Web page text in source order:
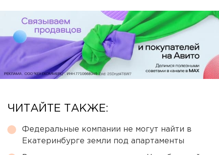
ЧИТАЙТЕ ТАКЖЕ:
Федеральные компании не могут найти в
Екатеринбурге земли под апартаменты